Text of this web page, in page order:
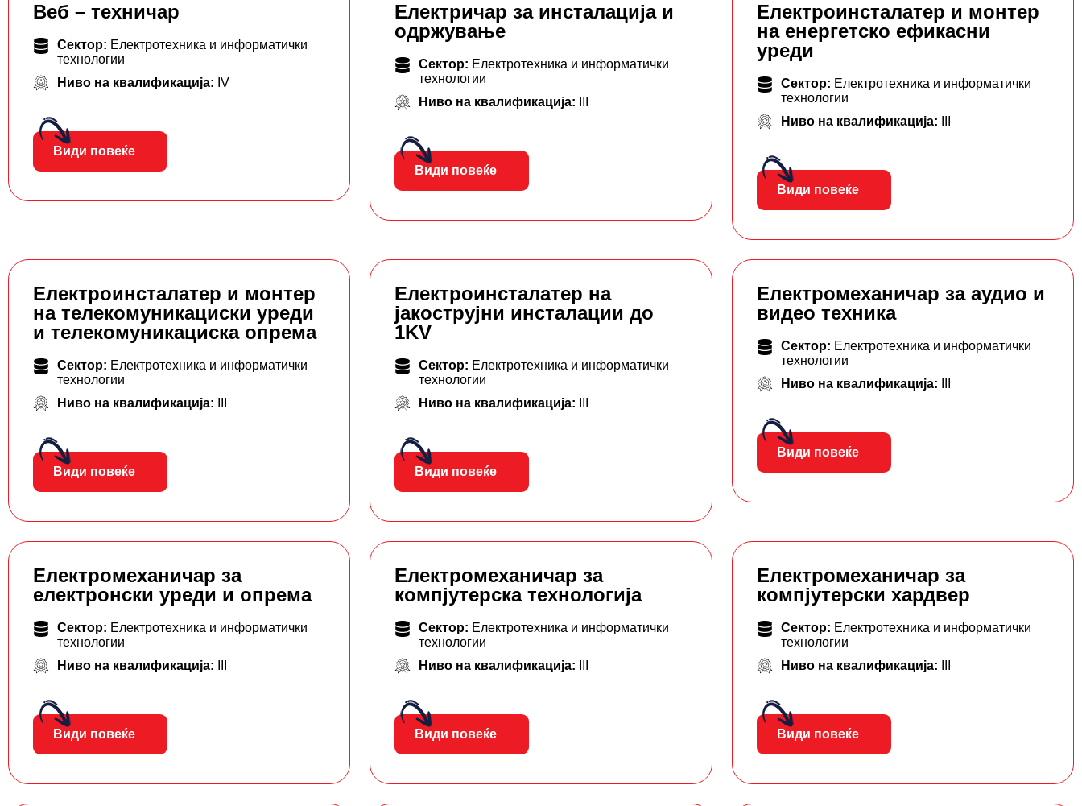
Веб – техничар
Сектор: Електротехника и информатички
технологии
Ниво на квалификација: IV
Види повеќе
Електричар за инсталација и
одржување
Сектор: Електротехника и информатички
технологии
Ниво на квалификација:
Види повеќе
Електроинсталатер и монтер
на енергетско ефикасни
уреди
Сектор: Електротехника и информатички
технологии
Ниво на квалификација:
Види повеќе
Електроинсталатер и монтер
на телекомуникациски уреди
и телекомуникациска опрема
Сектор: Електротехника и информатички
технологии
Ниво на квалификација:
Види повеќе
Електроинсталатер на
јакострујни инсталации до
1KV
Сектор: Електротехника и информатички
технологии
Ниво на квалификација:
Види повеќе
Електромеханичар за аудио и
видео техника
Сектор: Електротехника и информатички
технологии
Ниво на квалификација:
Види повеќе
Електромеханичар за
електронски уреди и опрема
Сектор: Електротехника и информатички
технологии
Ниво на квалификација:
Види повеќе
Електромеханичар за
компјутерска технологија
Сектор: Електротехника и информатички
технологии
Ниво на квалификација:
Види повеќе
Електромеханичар за
компјутерски хардвер
Сектор: Електротехника и информатички
технологии
Ниво на квалификација:
Види повеќе